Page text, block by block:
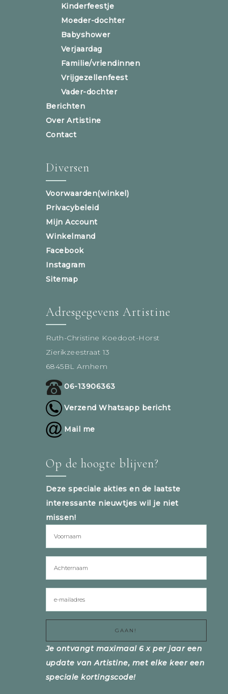
Kinderfeestje
Moeder-dochter
Babyshower
Verjaardag
Familie/vriendinnen
Vrijgezellenfeest
Vader-dochter
Berichten
Over Artistine
Contact
Diversen
Voorwaarden(winkel)
Privacybeleid
Mijn Account
Winkelmand
Facebook
Instagram
Sitemap
Adresgegevens Artistine
Ruth-Christine Koedoot-Horst
Zierikzeestraat 13
6845BL Arnhem
06-13906363
Verzend Whatsapp bericht
Mail me
Op de hoogte blijven?
Deze speciale akties en de laatste
interessante nieuwtjes wil je niet
missen!
Je ontvangt maximaal 6 x per jaar een
update van Artistine, met elke keer een
speciale kortingscode!